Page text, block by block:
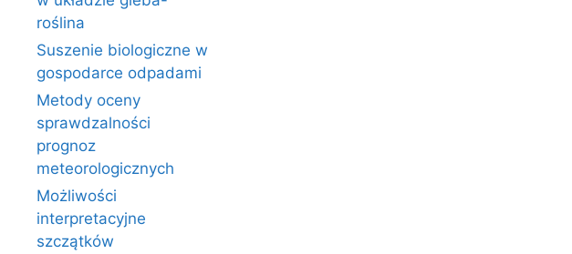
roślina
Suszenie biologiczne w
gospodarce odpadami
Metody oceny
sprawdzalności
prognoz
meteorologicznych
Możliwości
interpretacyjne
szczątków